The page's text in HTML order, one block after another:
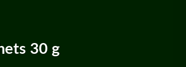
30 g